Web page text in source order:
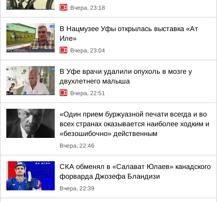
Вчера, 23:18
В Нацмузее Уфы открылась выставка «Ат
Иле»
Вчера, 23:04
В Уфе врачи удалили опухоль в мозге у
двухлетнего малыша
Вчера, 22:51
«Один прием буржуазной печати всегда и во
всех странах оказывается наиболее ходким и
«безошибочно» действенным
Вчера, 22:46
СКА обменял в «Салават Юлаев» канадского
форварда Джозефа Бландизи
Вчера, 22:39